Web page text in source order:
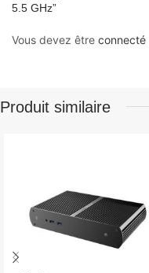
5.5 GHz”
Vous devez être connecté
Produit similaire